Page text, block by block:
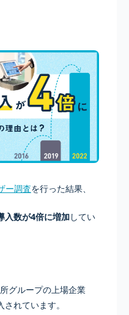
ー調査を行った結果、
入数が4倍に増加してい
グループの上場企業
れています。